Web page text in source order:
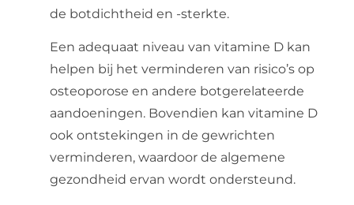
de botdichtheid en -sterkte.
Een adequaat niveau van vitamine D kan
helpen bij het verminderen van risico’s op
osteoporose en andere botgerelateerde
aandoeningen. Bovendien kan vitamine D
ook ontstekingen in de gewrichten
verminderen, waardoor de algemene
gezondheid ervan wordt ondersteund.